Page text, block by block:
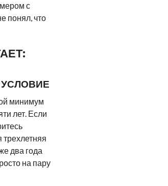
с
понял, что
минимум
лет. Если
два года
на пару